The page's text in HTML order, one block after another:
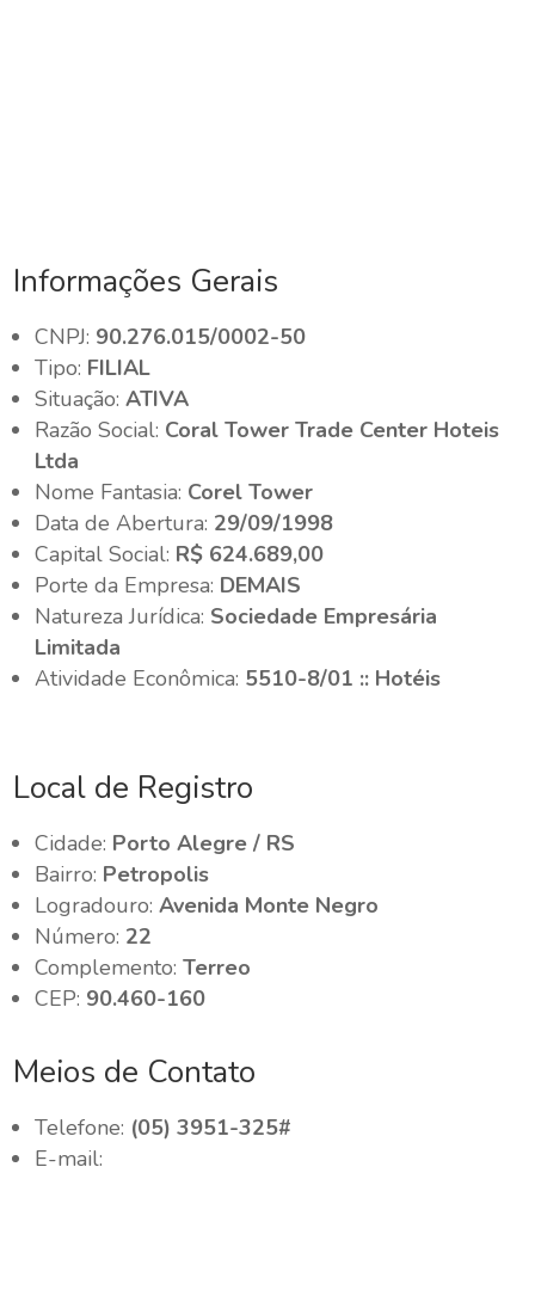
Informações Gerais
CNPJ: 90.276.015/0002-50
Tipo: FILIAL
Situação:ATIVA
Razão Social: Coral Tower Trade Center Hoteis
Ltda
Nome Fantasia: Corel Tower
Data de Abertura: 29/09/1998
Capital Social: R$ 624.689,00
Porte da Empresa: DEMAIS
Natureza Jurídica: Sociedade Empresária
Limitada
Atividade Econômica: 5510-8/01 :: Hotéis
Local de Registro
Cidade: Porto Alegre / RS
Bairro: Petropolis
Logradouro:Avenida Monte Negro
Número: 22
Complemento:Terreo
CEP: 90.460-160
Meios de Contato
Telefone: (05) 3951-325#
E-mail: